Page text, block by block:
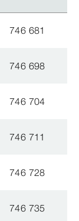
746 681
746 698
746 704
746 711
746 728
746 735